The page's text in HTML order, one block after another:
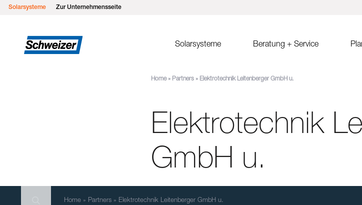
Solarsysteme Zur Unternehmensseite
Solarsysteme
Montagesystem MSP
MSP Gründach
MSP Flachdach Süd
MSP Schrägdach
Solrif
Solrif
Beratung + Service
Verkaufsberatung
SPT Release Notes
Home» Partners » Elektrotechnik Leitenberger GmbH u.
Elektrotechnik
GmbH u.
SearchHome » Partners » Elektrotechnik Leitenberger GmbH u.